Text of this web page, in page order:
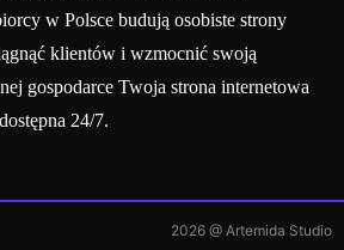
w Polsce budują osobiste strony
klientów i wzmocnić swoją
gospodarce Twoja strona internetowa
24/7.
2026 @ Artemida Studio